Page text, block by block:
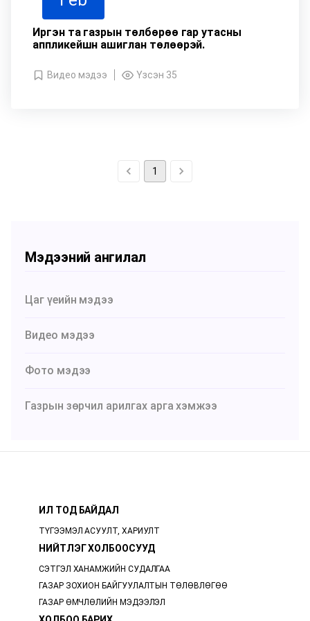
Иргэн та газрын төлбөрөө гар утасны
аппликейшн ашиглан төлөөрэй.
Видео мэдээ Үзсэн 35
1
Мэдээний ангилал
Цаг үеийн мэдээ
Видео мэдээ
Фото мэдээ
Газрын зөрчил арилгах арга хэмжээ
ИЛ ТОД БАЙДАЛ
ТҮГЭЭМЭЛ АСУУЛТ, ХАРИУЛТ
НИЙТЛЭГ ХОЛБООСУУД
СЭТГЭЛ ХАНАМЖИЙН СУДАЛГАА
ГАЗАР ЗОХИОН БАЙГУУЛАЛТЫН ТӨЛӨВЛӨГӨӨ
ГАЗАР ӨМЧЛӨЛИЙН МЭДЭЭЛЭЛ